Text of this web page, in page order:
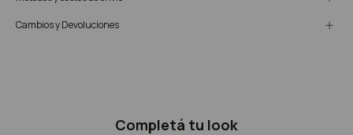
Cambios y Devoluciones
Completá tu look